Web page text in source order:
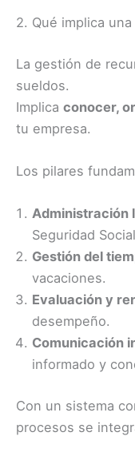
2. Qué implica
La gestión de
sueldos.
Implica conocer,
tu empresa.
Los pilares
Administración
Seguridad
Gestión del
vacaciones.
Evaluación y
desempeño.
Comunicación
informado y
Con un sistema
procesos se